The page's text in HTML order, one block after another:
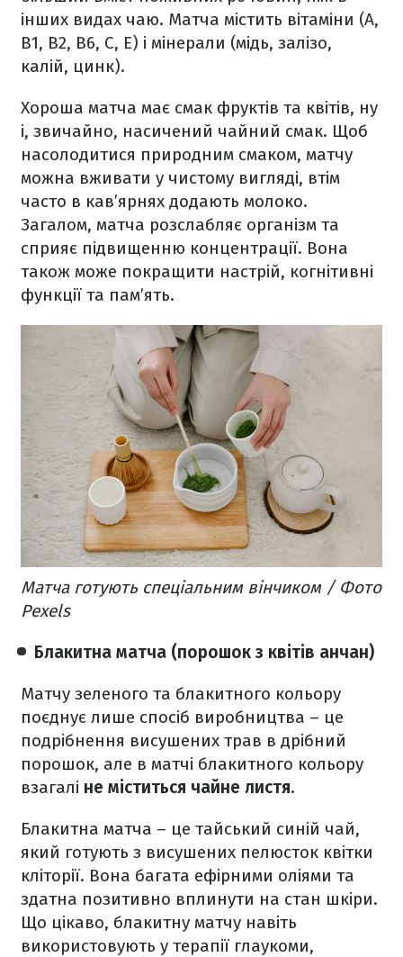
інших видах чаю. Матча містить вітаміни (A,
B1, B2, B6, C, E) і мінерали (мідь, залізо,
калій, цинк).
Хороша матча має смак фруктів та квітів, ну
і, звичайно, насичений чайний смак. Щоб
насолодитися природним смаком, матчу
можна вживати у чистому вигляді, втім
часто в кав’ярнях додають молоко.
Загалом, матча розслабляє організм та
сприяє підвищенню концентрації. Вона
також може покращити настрій, когнітивні
функції та пам’ять.
Матча готують спеціальним вінчиком / Фото
Pexels
Блакитна матча (порошок з квітів анчан)
Матчу зеленого та блакитного кольору
поєднує лише спосіб виробництва – це
подрібнення висушених трав в дрібний
порошок, але в матчі блакитного кольору
взагалі не міститься чайне листя.
Блакитна матча – це тайський синій чай,
який готують з висушених пелюсток квітки
кліторії. Вона багата ефірними оліями та
здатна позитивно вплинути на стан шкіри.
Що цікаво, блакитну матчу навіть
використовують у терапії глаукоми,